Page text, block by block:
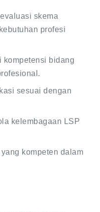
skema
profesi
kompetensi bidang
sesuai dengan
kelembagaan LSP
kompeten dalam